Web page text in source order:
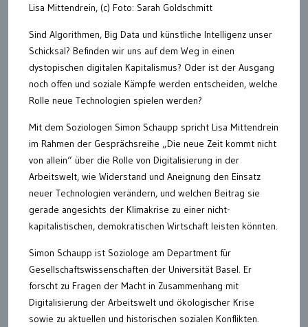
Lisa Mittendrein, (c) Foto: Sarah Goldschmitt
Sind Algorithmen, Big Data und künstliche Intelligenz unser
Schicksal? Befinden wir uns auf dem Weg in einen
dystopischen digitalen Kapitalismus? Oder ist der Ausgang
noch offen und soziale Kämpfe werden entscheiden, welche
Rolle neue Technologien spielen werden?
Mit dem Soziologen Simon Schaupp spricht Lisa Mittendrein
im Rahmen der Gesprächsreihe „Die neue Zeit kommt nicht
von allein“ über die Rolle von Digitalisierung in der
Arbeitswelt, wie Widerstand und Aneignung den Einsatz
neuer Technologien verändern, und welchen Beitrag sie
gerade angesichts der Klimakrise zu einer nicht-
kapitalistischen, demokratischen Wirtschaft leisten könnten.
Simon Schaupp ist Soziologe am Department für
Gesellschaftswissenschaften der Universität Basel. Er
forscht zu Fragen der Macht in Zusammenhang mit
Digitalisierung der Arbeitswelt und ökologischer Krise
sowie zu aktuellen und historischen sozialen Konflikten.